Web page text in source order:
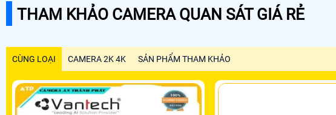
THAM KHẢO CAMERA QUAN SÁT GIÁ RẺ
CÙNG LOẠI CAMERA 2K 4K SẢN PHẨM THAM KHẢO